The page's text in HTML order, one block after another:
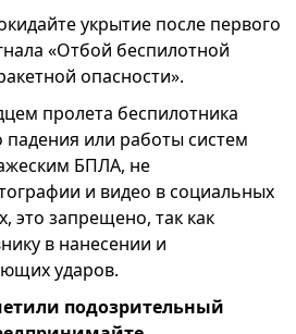
укрытие после первого
«Отбой беспилотной
опасности».
пролета беспилотника
падения или работы систем
БПЛА, не
и видео в социальных
это запрещено, так как
в нанесении и
ударов.
подозрительный